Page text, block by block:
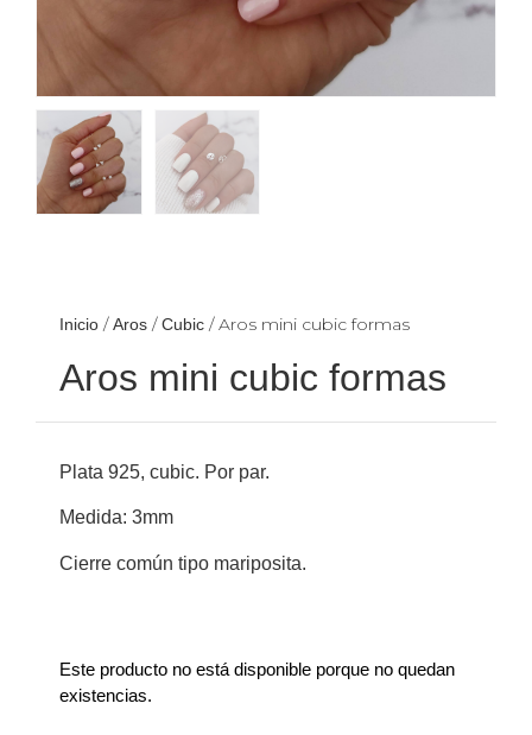
Inicio /Aros /Cubic / Aros mini cubic formas
Aros mini cubic formas
Plata 925, cubic. Por par.
Medida: 3mm
Cierre común tipo mariposita.
Este producto no está disponible porque no quedan
existencias.